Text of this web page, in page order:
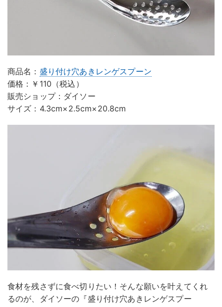
商品名： 盛り付け穴あきレンゲスプーン
価格：￥110（税込）
販売ショップ：ダイソー
サイズ：4.3cm×2.5cm×20.8cm
食材を残さずに食べ切りたい！そんな願いを叶えてくれ
るのが、ダイソーの『盛り付け穴あきレンゲスプー